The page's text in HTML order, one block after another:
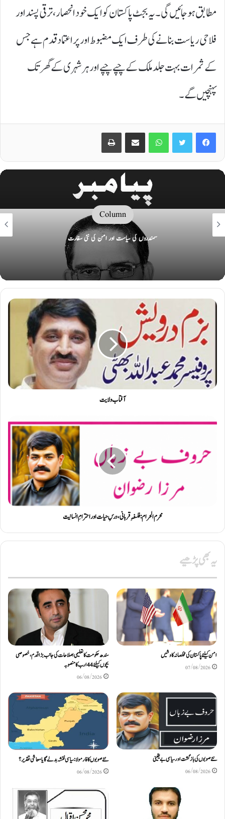
مطابق ہو جائیں گی۔ یہ بجٹ پاکستان کو ایک خود انحصار، ترقی پسند اور
فلاحی ریاست بنانے کی طرف ایک مضبوط اور پر اعتماد قدم ہے جس
کے ثمرات بہت جلد ملک کے چپے چپے اور ہر شہری کے گھر تک
پہنچیں گے۔
Facebook
Twitter
WhatsApp
Share via Email
Print
Column
سمندروں کی سیاست اور امن کی نئی سفارت
آفتاب ولایت
محرم الحرام: فلسفہِ قربانی، درسِ حیات اور احترامِ انسانیت
یہ بھی پڑھیے
امن کیلئے پاکستان کی مخلصانہ کاوشیں
07/08/2026
سندھ حکومت کا تعلیمی اصلاحات کی جانب بڑا قدم، خصوصی
بچوں کیلئے44 ارب کا منصوبہ
06/08/2026
نئے صوبوں کی بازگشت اور سیاسی بے یقینی
06/08/2026
نئے صوبوں کا فارمولا: سیاسی نقشہ بدلے گا یا معاشی تقدیر؟
06/08/2026